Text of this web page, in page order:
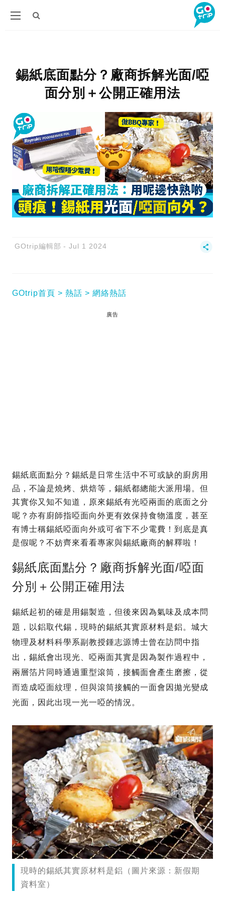
錫紙底面點分？廠商拆解光面/啞
面分別＋公開正確用法
GOtrip編輯部 Jul 1 2024
GOtrip首頁 熱話 網絡熱話
廣告
錫紙底面點分？錫紙是日常生活中不可或缺的廚房用
品，不論是燒烤、烘焙等，錫紙都總能大派用場。但
其實你又知不知道，原來錫紙有光啞兩面的底面之分
呢？亦有廚師指啞面向外更有效保持食物溫度，甚至
有博士稱錫紙啞面向外或可省下不少電費！到底是真
是假呢？不妨齊來看看專家與錫紙廠商的解釋啦！
錫紙底面點分？廠商拆解光面/啞面
分別＋公開正確用法
錫紙起初的確是用錫製造，但後來因為氣味及成本問
題，以鋁取代錫，現時的錫紙其實原材料是鋁。城大
物理及材料科學系副教授鍾志源博士曾在訪問中指
出，錫紙會出現光、啞兩面其實是因為製作過程中，
兩層箔片同時通過重型滾筒，接觸面會產生磨擦，從
而造成啞面紋理，但與滾筒接觸的一面會因拋光變成
光面，因此出現一光一啞的情況。
現時的錫紙其實原材料是鋁（圖片來源：新假期
資料室）